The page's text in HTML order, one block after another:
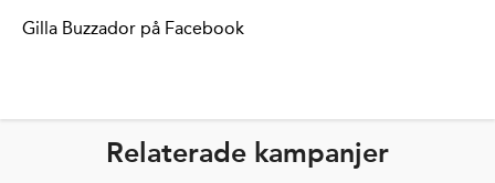
Gilla Buzzador på Facebook
Relaterade kampanjer